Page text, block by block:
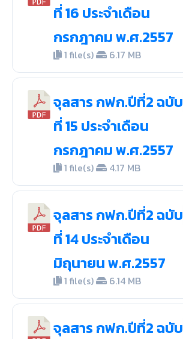
ที่ 16 ประจำเดือน
กรกฎาคม พ.ศ.2557
1 file(s) 6.17 MB
จุลสาร กฟก.ปีที่2 ฉบับ
ที่ 15 ประจำเดือน
กรกฎาคม พ.ศ.2557
1 file(s) 4.17 MB
จุลสาร กฟก.ปีที่2 ฉบับ
ที่ 14 ประจำเดือน
มิถุนายน พ.ศ.2557
1 file(s) 6.14 MB
จุลสาร กฟก.ปีที่2 ฉบับ